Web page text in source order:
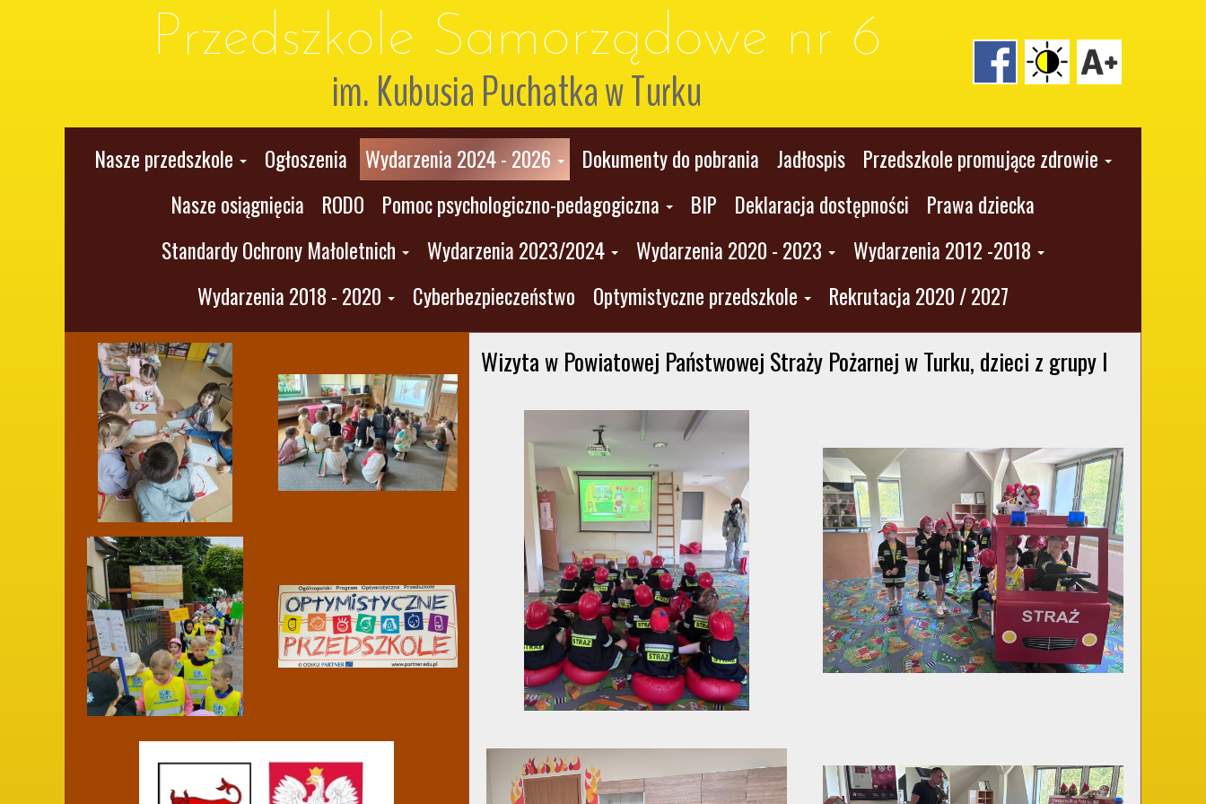
Przedszkole Samorządowe nr 6
im. Kubusia Puchatka w Turku
Nasze przedszkole Ogłoszenia Wydarzenia 2024 - 2026 Dokumenty do pobrania Jadłospis
Przedszkole promujące zdrowie
Nasze osiągnięcia
RODO Pomoc psychologiczno-pedagogiczna BIP Deklaracja dostępności
Prawa dziecka
Standardy Ochrony Małoletnich
Wydarzenia 2023/2024 Wydarzenia 2020 - 2023
Wydarzenia 2012 -2018
Wydarzenia 2018 - 2020
Cyberbezpieczeństwo Optymistyczne przedszkole Rekrutacja 2020 / 2027
Wizyta w Powiatowej Państwowej Straży Pożarnej w Turku, dzieci z grupy I